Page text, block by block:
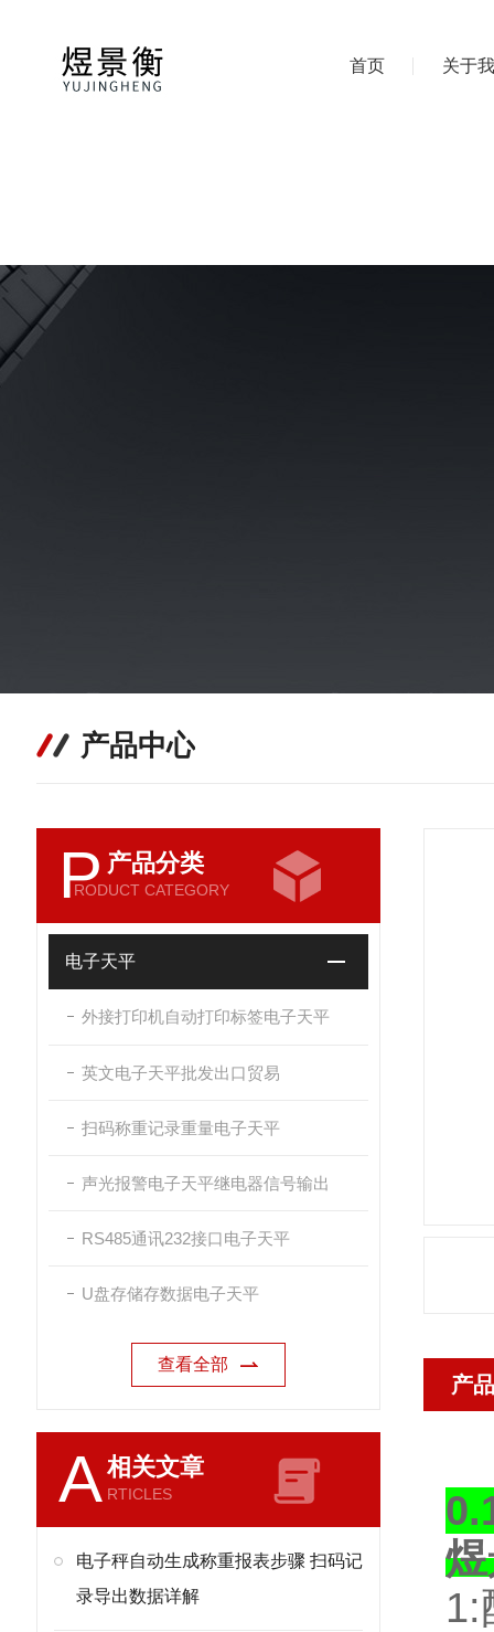
首页 关于
产品中心
P 产品分类
RODUCT CATEGORY
电子天平
外接打印机自动打印标签电子天平
英文电子天平批发出口贸易
扫码称重记录重量电子天平
声光报警电子天平继电器信号输出
RS485通讯232接口电子天平
U盘存储存数据电子天平
查看全部
A相关文章
RTICLES
电子秤自动生成称重报表步骤 扫码记
录导出数据详解
产
1: